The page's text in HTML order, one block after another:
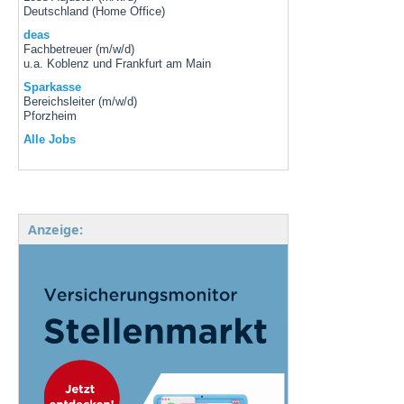
Deutschland (Home Office)
deas
Fachbetreuer (m/w/d)
u.a. Koblenz und Frankfurt am Main
Sparkasse
Bereichsleiter (m/w/d)
Pforzheim
Alle Jobs
Anzeige: